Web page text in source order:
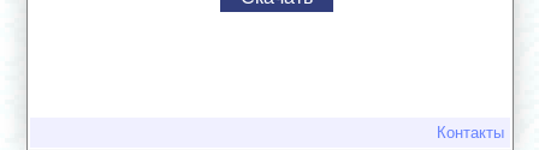
Контакты